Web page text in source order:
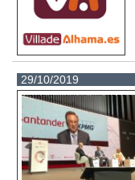
29/10/2019